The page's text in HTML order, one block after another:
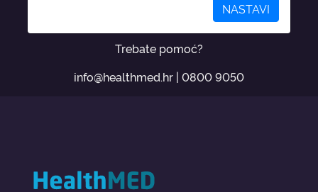
NASTAVI
Trebate pomoć?
info@healthmed.hr | 0800 9050